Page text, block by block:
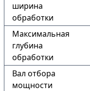
ширина
обработки
Максимальная
глубина
обработки
Вал отбора
мощности